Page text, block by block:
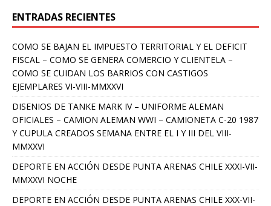
ENTRADAS RECIENTES
COMO SE BAJAN EL IMPUESTO TERRITORIAL Y EL DEFICIT
FISCAL – COMO SE GENERA COMERCIO Y CLIENTELA –
COMO SE CUIDAN LOS BARRIOS CON CASTIGOS
EJEMPLARES VI-VIII-MMXXVI
DISENIOS DE TANKE MARK IV – UNIFORME ALEMAN
OFICIALES – CAMION ALEMAN WWI – CAMIONETA C-20 1987
Y CUPULA CREADOS SEMANA ENTRE EL I Y III DEL VIII-
MMXXVI
DEPORTE EN ACCIÓN DESDE PUNTA ARENAS CHILE XXXI-VII-
MMXXVI NOCHE
DEPORTE EN ACCIÓN DESDE PUNTA ARENAS CHILE XXX-VII-